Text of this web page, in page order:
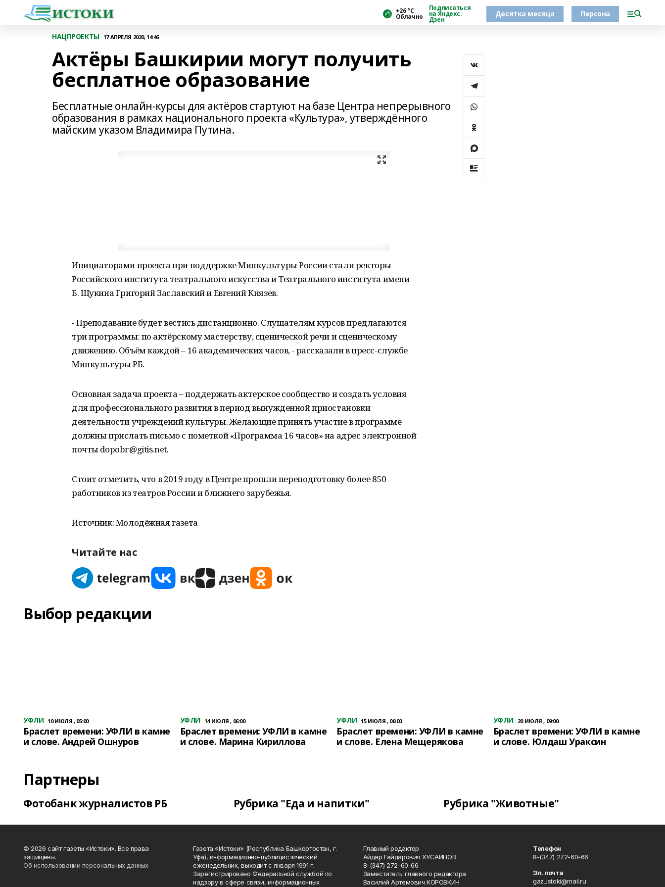
+26 °С
Облачно
Подписаться
на Яндекс.
Дзен
Десятка месяца Персона
НАЦПРОЕКТЫ 17 АПРЕЛЯ 2020, 14:46
Актёры Башкирии могут получить
бесплатное образование
Бесплатные онлайн-курсы для актёров стартуют на базе Центра непрерывного
образования в рамках национального проекта «Культура», утверждённого
майским указом Владимира Путина.
Инициаторами проекта при поддержке Минкультуры России стали ректоры
Российского института театрального искусства и Театрального института имени
Б. Щукина Григорий Заславский и Евгений Князев.
- Преподавание будет вестись дистанционно. Слушателям курсов предлагаются
три программы: по актёрскому мастерству, сценической речи и сценическому
движению. Объём каждой – 16 академических часов, - рассказали в пресс-службе
Минкультуры РБ.
Основная задача проекта – поддержать актерское сообщество и создать условия
для профессионального развития в период вынужденной приостановки
деятельности учреждений культуры. Желающие принять участие в программе
должны прислать письмо с пометкой «Программа 16 часов» на адрес электронной
почты dopobr@gitis.net.
Стоит отметить, что в 2019 году в Центре прошли переподготовку более 850
работников из театров России и ближнего зарубежья.
Источник: Молодёжная газета
Читайте нас
Выбор редакции
УФЛИ 10 ИЮЛЯ , 05:00
Браслет времени: УФЛИ в камне
и слове. Андрей Ошнуров
УФЛИ 14 ИЮЛЯ , 06:00
Браслет времени: УФЛИ в камне
и слове. Марина Кириллова
УФЛИ 15 ИЮЛЯ , 06:00
Браслет времени: УФЛИ в камне
и слове. Елена Мещерякова
УФЛИ 20 ИЮЛЯ , 09:00
Браслет времени: УФЛИ в камне
и слове. Юлдаш Ураксин
Партнеры
Фотобанк журналистов РБ Рубрика "Еда и напитки" Рубрика "Животные"
© 2026 сайт газеты «Истоки». Все права
защищены.
Об использовании персональных данных
Газета «Истоки» (Республика Башкортостан, г.
Уфа), информационно-публицистический
еженедельник, выходит с января 1991 г.
Зарегистрировано Федеральной службой по
надзору в сфере связи, информационных
Главный редактор
Айдар Гайдарович ХУСАИНОВ
8-(347) 272-60-66
Заместитель главного редактора
Василий Артемович КОРОВКИН
Телефон
8-(347) 272-60-66
Эл. почта
gaz_istoki@mail.ru